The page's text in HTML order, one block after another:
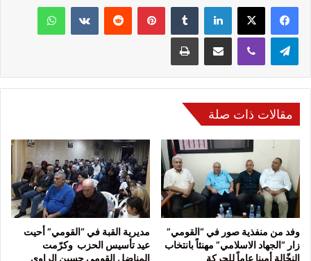
فيسبوك لينكدإن بينتيريست
مقالات ذات صلة
وفد من منفذية صور في “القومي”
زار “الجهاد الاسلامي” مهنئاً بانتخاب
النخّالة أمينا عاماً للحركة
مديرية القبة في “القومي” أحيت
عيد تأسيس الحزب وكرّمت
المناضل القومي حسين الراوي